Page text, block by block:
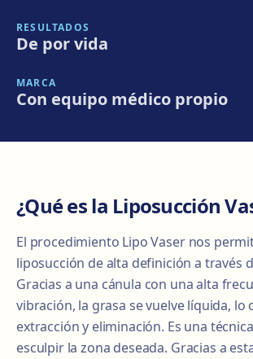
RESULTADOS
De por vida
MARCA
Con equipo médico propio
¿Qué es la Liposucción
El procedimiento Lipo Vaser nos
liposucción de alta definición a través
Gracias a una cánula con una alta
vibración, la grasa se vuelve líquida, lo
extracción y eliminación. Es una
esculpir la zona deseada. Gracias a